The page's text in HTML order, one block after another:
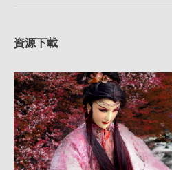
資源下載